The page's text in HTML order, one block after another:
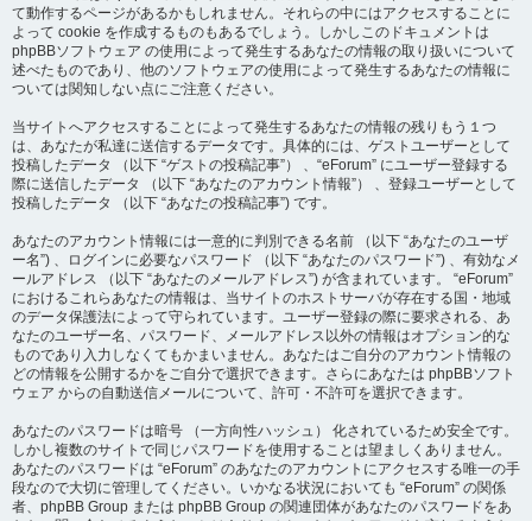
て動作するページがあるかもしれません。それらの中にはアクセスすることに
よって cookie を作成するものもあるでしょう。しかしこのドキュメントは
phpBBソフトウェア の使用によって発生するあなたの情報の取り扱いについて
述べたものであり、他のソフトウェアの使用によって発生するあなたの情報に
ついては関知しない点にご注意ください。
当サイトへアクセスすることによって発生するあなたの情報の残りもう１つ
は、あなたが私達に送信するデータです。具体的には、ゲストユーザーとして
投稿したデータ （以下 “ゲストの投稿記事”） 、“eForum” にユーザー登録する
際に送信したデータ （以下 “あなたのアカウント情報”） 、登録ユーザーとして
投稿したデータ （以下 “あなたの投稿記事”) です。
あなたのアカウント情報には一意的に判別できる名前 （以下 “あなたのユーザ
ー名”) 、ログインに必要なパスワード （以下 “あなたのパスワード”) 、有効なメ
ールアドレス （以下 “あなたのメールアドレス”) が含まれています。 “eForum”
におけるこれらあなたの情報は、当サイトのホストサーバが存在する国・地域
のデータ保護法によって守られています。ユーザー登録の際に要求される、あ
なたのユーザー名、パスワード、メールアドレス以外の情報はオプション的な
ものであり入力しなくてもかまいません。あなたはご自分のアカウント情報の
どの情報を公開するかをご自分で選択できます。さらにあなたは phpBBソフト
ウェア からの自動送信メールについて、許可・不許可を選択できます。
あなたのパスワードは暗号 （一方向性ハッシュ） 化されているため安全です。
しかし複数のサイトで同じパスワードを使用することは望ましくありません。
あなたのパスワードは “eForum” のあなたのアカウントにアクセスする唯一の手
段なので大切に管理してください。いかなる状況においても “eForum” の関係
者、phpBB Group または phpBB Group の関連団体があなたのパスワードをあ